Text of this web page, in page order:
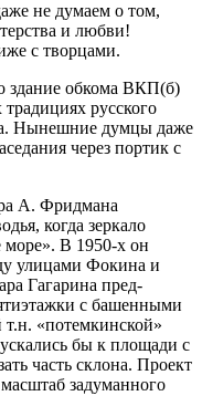
не думаем о том,
и любви!
с творцами.
здание обкома ВКП(б)
русского
Нынешние думцы даже
через портик с
А. Фридмана
когда зеркало
море». В 1950-х он
ули­цами Фокина и
Гагарина пред­
с башенными
«потемкинской»
бы к площади с
часть склона. Про­ект
задуманного